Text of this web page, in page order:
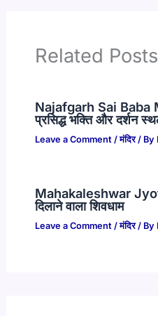
Related Posts
Najafgarh Sai Baba
प्रसिद्ध भक्ति और दर्शन
Leave a Comment /मंदिर/ By
Mahakaleshwar
दिलाने वाला शिवधाम
Leave a Comment /मंदिर/ By